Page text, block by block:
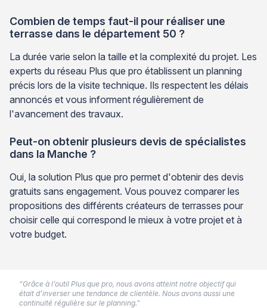
Combien de temps faut-il pour réaliser une
terrasse dans le département 50 ?
La durée varie selon la taille et la complexité du projet. Les
experts du réseau Plus que pro établissent un planning
précis lors de la visite technique. Ils respectent les délais
annoncés et vous informent régulièrement de
l'avancement des travaux.
Peut-on obtenir plusieurs devis de spécialistes
dans la Manche ?
Oui, la solution Plus que pro permet d'obtenir des devis
gratuits sans engagement. Vous pouvez comparer les
propositions des différents créateurs de terrasses pour
choisir celle qui correspond le mieux à votre projet et à
votre budget.
“Grâce à l’outil Plus que pro, nous avons atteint notre objectif qui
était d’inverser une tendance de clientèle. Nous avons aussi une
continuité régulière sur le planning.”